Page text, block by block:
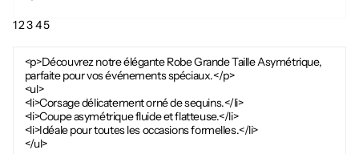
12345
<p>Découvrez notre élégante Robe Grande Taille Asymétrique,
parfaite pour vos événements spéciaux.</p>
<ul>
<li>Corsage délicatement orné de sequins.</li>
<li>Coupe asymétrique fluide et flatteuse.</li>
<li>Idéale pour toutes les occasions formelles.</li>
</ul>